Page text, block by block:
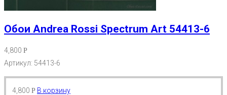
Обои Andrea Rossi Spectrum Art 54413-6
4,800 Р
Артикул: 54413-6
4,800 Р В корзину